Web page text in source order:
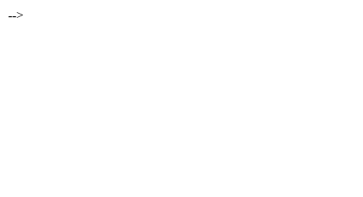
-->